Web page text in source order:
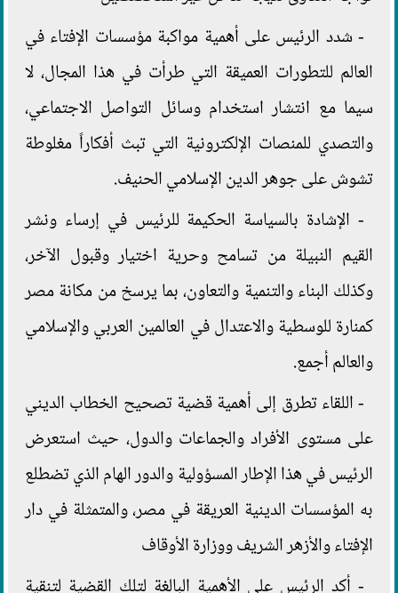
- شدد الرئيس على أهمية مواكبة مؤسسات الإفتاء في
العالم للتطورات العميقة التي طرأت في هذا المجال، لا
سيما مع انتشار استخدام وسائل التواصل الاجتماعي،
والتصدي للمنصات الإلكترونية التي تبث أفكاراً مغلوطة
تشوش على جوهر الدين الإسلامي الحنيف.
- الإشادة بالسياسة الحكيمة للرئيس في إرساء ونشر
القيم النبيلة من تسامح وحرية اختيار وقبول الآخر،
وكذلك البناء والتنمية والتعاون، بما يرسخ من مكانة مصر
كمنارة للوسطية والاعتدال في العالمين العربي والإسلامي
والعالم أجمع.
- اللقاء تطرق إلى أهمية قضية تصحيح الخطاب الديني
على مستوى الأفراد والجماعات والدول، حيث استعرض
الرئيس في هذا الإطار المسؤولية والدور الهام الذي تضطلع
به المؤسسات الدينية العريقة في مصر، والمتمثلة في دار
الإفتاء والأزهر الشريف ووزارة الأوقاف